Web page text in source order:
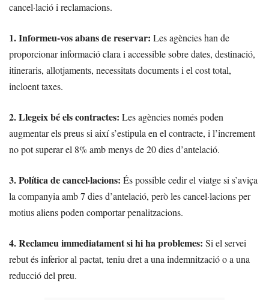
cancel·lació i reclamacions.
1. Informeu-vos abans de reservar: Les agències han de
proporcionar informació clara i accessible sobre dates, destinació,
itineraris, allotjaments, necessitats documents i el cost total,
incloent taxes.
2. Llegeix bé els contractes: Les agències només poden
augmentar els preus si així s’estipula en el contracte, i l’increment
no pot superar el 8% amb menys de 20 dies d’antelació.
3. Política de cancel·lacions: És possible cedir el viatge si s’aviça
la companyia amb 7 dies d’antelació, però les cancel·lacions per
motius aliens poden comportar penalitzacions.
4. Reclameu immediatament si hi ha problemes: Si el servei
rebut és inferior al pactat, teniu dret a una indemnització o a una
reducció del preu.